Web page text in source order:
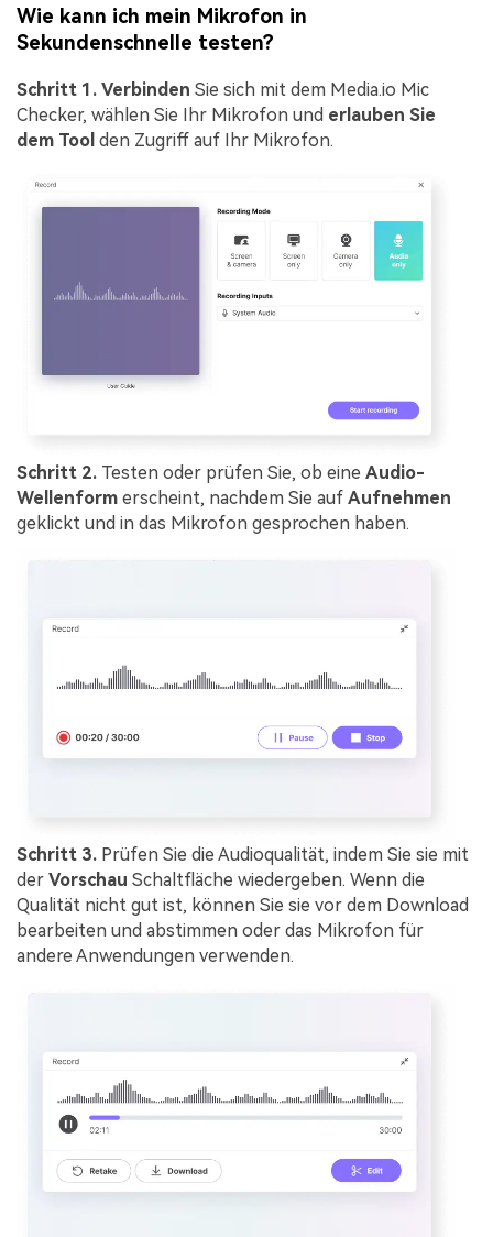
Wie kann ich mein Mikrofon in
Sekundenschnelle testen?
Schritt 1. Verbinden Sie sich mit dem Media.io Mic
Checker, wählen Sie Ihr Mikrofon und erlauben Sie
dem Tool den Zugriff auf Ihr Mikrofon.
Schritt 2. Testen oder prüfen Sie, ob eine Audio-
Wellenform erscheint, nachdem Sie auf Aufnehmen
geklickt und in das Mikrofon gesprochen haben.
Schritt 3. Prüfen Sie die Audioqualität, indem Sie sie mit
der Vorschau Schaltfläche wiedergeben. Wenn die
Qualität nicht gut ist, können Sie sie vor dem Download
bearbeiten und abstimmen oder das Mikrofon für
andere Anwendungen verwenden.